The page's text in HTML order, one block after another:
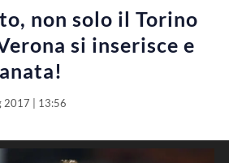
non solo il Torino
si inserisce e
2017 | 13:56